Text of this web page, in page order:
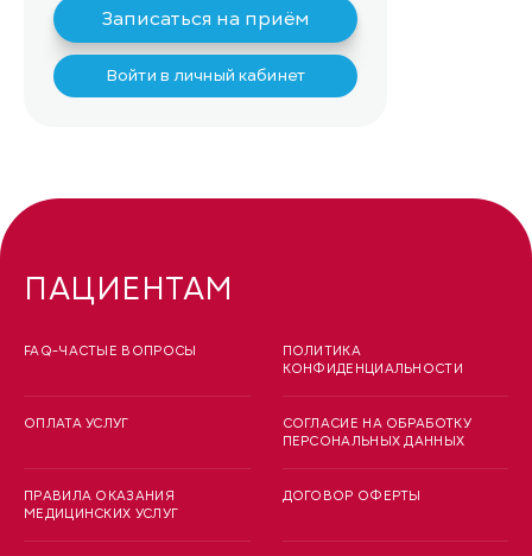
Записаться на приём
Войти в личный кабинет
ПАЦИЕНТАМ
FAQ-ЧАСТЫЕ ВОПРОСЫ
ОПЛАТА УСЛУГ
ПРАВИЛА ОКАЗАНИЯ
МЕДИЦИНСКИХ УСЛУГ
ПОЛИТИКА
КОНФИДЕНЦИАЛЬНОСТИ
СОГЛАСИЕ НА ОБРАБОТКУ
ПЕРСОНАЛЬНЫХ ДАННЫХ
ДОГОВОР ОФЕРТЫ